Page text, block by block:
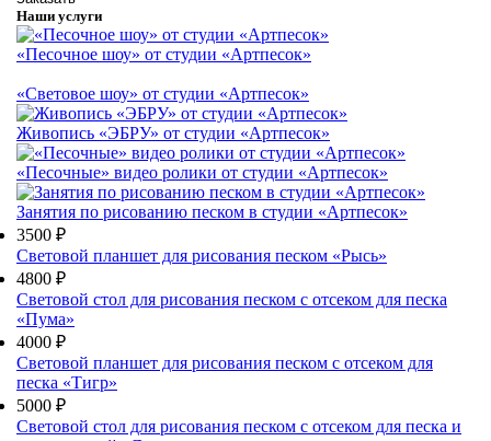
Наши услуги
«Песочное шоу» от студии «Артпесок»
«Световое шоу» от студии «Артпесок»
Живопись «ЭБРУ» от студии «Артпесок»
«Песочные» видео ролики от студии «Артпесок»
Занятия по рисованию песком в студии «Артпесок»
3500 ₽
Световой планшет для рисования песком «Рысь»
4800 ₽
Световой стол для рисования песком с отсеком для песка
«Пума»
4000 ₽
Световой планшет для рисования песком с отсеком для
песка «Тигр»
5000 ₽
Световой стол для рисования песком с отсеком для песка и